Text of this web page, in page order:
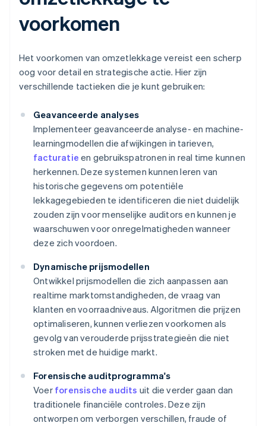
voorkomen
Het voorkomen van omzetlekkage vereist een scherp
oog voor detail en strategische actie. Hier zijn
verschillende tactieken die je kunt gebruiken:
Geavanceerde analyses
Implementeer geavanceerde analyse- en machine-
learningmodellen die afwijkingen in tarieven,
facturatie en gebruikspatronen in real time kunnen
herkennen. Deze systemen kunnen leren van
historische gegevens om potentiële
lekkagegebieden te identificeren die niet duidelijk
zouden zijn voor menselijke auditors en kunnen je
waarschuwen voor onregelmatigheden wanneer
deze zich voordoen.
Dynamische prijsmodellen
Ontwikkel prijsmodellen die zich aanpassen aan
realtime marktomstandigheden, de vraag van
klanten en voorraadniveaus. Algoritmen die prijzen
optimaliseren, kunnen verliezen voorkomen als
gevolg van verouderde prijsstrategieën die niet
stroken met de huidige markt.
Forensische auditprogramma's
Voer forensische audits uit die verder gaan dan
traditionele financiële controles. Deze zijn
ontworpen om verborgen verschillen, fraude of